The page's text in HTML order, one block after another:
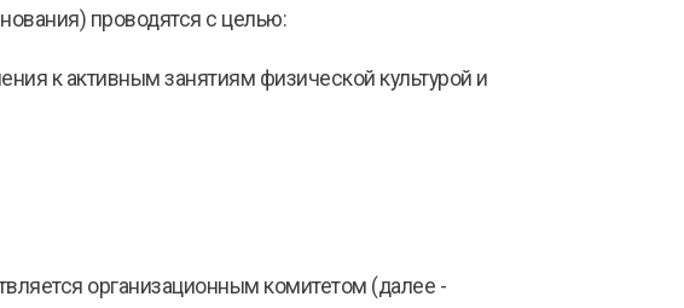
проводятся с целью:
к активным занятиям физической культурой и
организационным комитетом (далее -